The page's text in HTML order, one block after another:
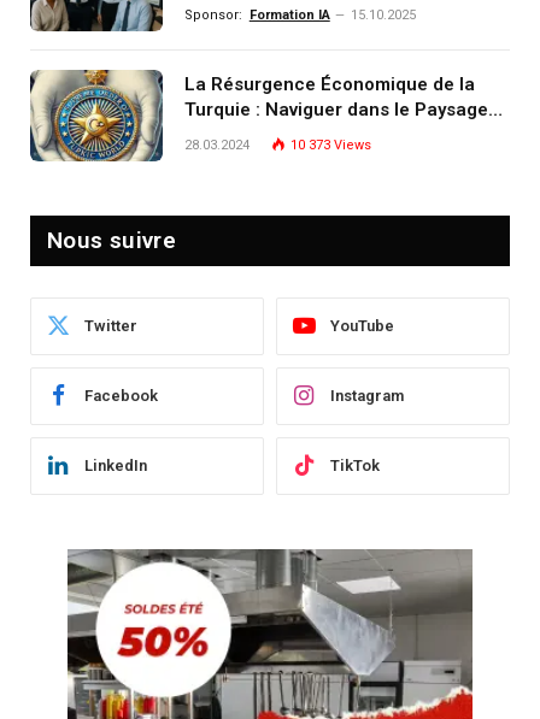
Sponsor: Formation IA 15.10.2025
La Résurgence Économique de la
Turquie : Naviguer dans le Paysage
28.03.2024 10 373 Views
Nous suivre
Twitter YouTube
Facebook Instagram
LinkedIn TikTok